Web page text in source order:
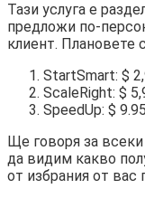
Тази услуга е
предложи по-
клиент. Плановете
StartSmart: $
ScaleRight: $
SpeedUp: $
Ще говоря за
да видим какво
от избрания от вас